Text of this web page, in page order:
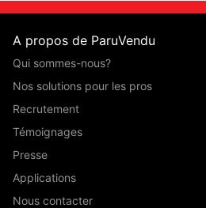
A propos de ParuVendu
Qui sommes-nous?
Nos solutions pour les pros
Recrutement
Témoignages
Presse
Applications
Nous contacter